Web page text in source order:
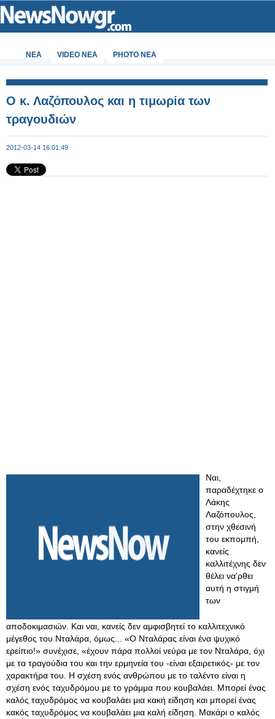
ΝΕΑ VIDEO NEA PHOTO NEA
Ο κ. Λαζόπουλος και η τιμωρία των
τραγουδιών
2012-03-14 16:01:49
Ναι,
παραδέχτηκε ο
Λάκης
Λαζόπουλος,
στην χθεσινή
του εκπομπή,
κανείς
καλλιτέχνης δεν
θέλει να'ρθει
αυτή η στιγμή
των
αποδοκιμασιών. Και ναι, κανείς δεν αμφισβητεί το καλλιτεχνικό
μέγεθος του Νταλάρα, όμως... «Ο Νταλάρας είναι ένα ψυχικό
ερείπιο!» συνέχισε, «έχουν πάρα πολλοί νεύρα με τον Νταλάρα, όχι
με τα τραγούδια του και την ερμηνεία του -είναι εξαιρετικός- με τον
χαρακτήρα του. Η σχέση ενός ανθρώπου με το ταλέντο είναι η
σχέση ενός ταχυδρόμου με το γράμμα που κουβαλάει. Μπορεί ένας
καλός ταχυδρόμος να κουβαλάει μια κακή είδηση και μπορεί ένας
κακός ταχυδρόμος να κουβαλάει μια καλή είδηση. Μακάρι ο καλός